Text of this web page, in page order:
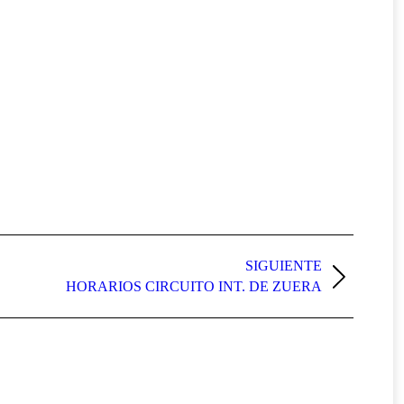
SIGUIENTE
HORARIOS CIRCUITO INT. DE ZUERA